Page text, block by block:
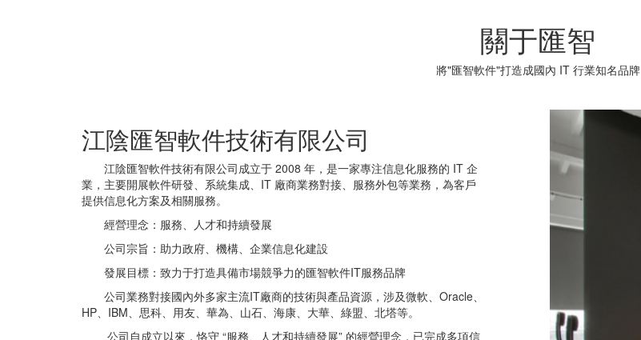
關于匯智
將"匯智軟件"打造成國內 IT 行業知名品牌
江陰匯智軟件技術有限公司
江陰匯智軟件技術有限公司成立于 2008 年，是一家專注信息化服務的 IT 企
業，主要開展軟件研發、系統集成、IT 廠商業務對接、服務外包等業務，為客戶
提供信息化方案及相關服務。
經營理念：服務、人才和持續發展
公司宗旨：助力政府、機構、企業信息化建設
發展目標：致力于打造具備市場競爭力的匯智軟件IT服務品牌
公司業務對接國內外多家主流IT廠商的技術與產品資源，涉及微軟、Oracle、
HP、IBM、思科、用友、華為、山石、海康、大華、綠盟、北塔等。
公司自成立以來，恪守 “服務、人才和持續發展” 的經營理念，已完成多項信